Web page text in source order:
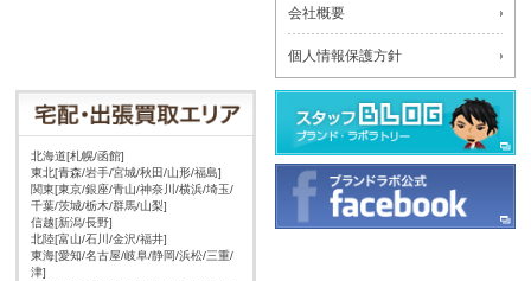
会社概要
個人情報保護方針
北海道[札幌/函館]
東北[青森/岩手/宮城/秋田/山形/福島]
関東[東京/銀座/青山/神奈川/横浜/埼玉/
千葉/茨城/栃木/群馬/山梨]
信越[新潟/長野]
北陸[富山/石川/金沢/福井]
東海[愛知/名古屋/岐阜/静岡/浜松/三重/
津]